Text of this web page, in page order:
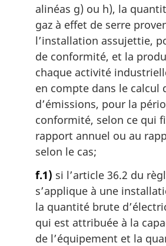
alinéas g) ou h), la
gaz à effet de serre
l’installation assujettie,
de conformité, et la
chaque activité
en compte dans le calcul
d’émissions, pour la
conformité, selon ce qui
rapport annuel ou au
selon le cas;
f.1) si l’article 36.2 du
s’applique à une
la quantité brute
qui est attribuée à la
de l’équipement et la